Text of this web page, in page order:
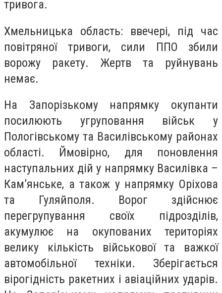
тривога.
Хмельницька область: ввечері, під час
повітряної тривоги, сили ППО збили
ворожу ракету. Жертв та руйнувань
немає.
На Запорізькому напрямку окупанти
посилюють угруповання військ у
Пологівському та Василівському районах
області. Ймовірно, для поновлення
наступальних дій у напрямку Василівка –
Кам’янське, а також у напрямку Оріхова
та Гуляйполя. Ворог здійснює
перегрупування своїх підрозділів,
акумулює на окупованих територіях
велику кількість військової та важкої
автомобільної техніки. Зберігається
вірогідність ракетних і авіаційних ударів.